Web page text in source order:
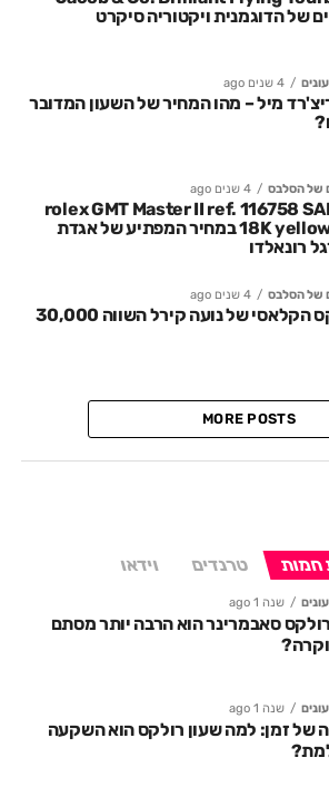
של הדוגמנית ויקטוריה סיקרט
4 שנים ago
מיל – מהו המחיר של השעון המדובר
של הסלבס 4 שנים ago
rolex GMT Master II ref. 116758
18K yellow gold במחיר המפתיע של אגדת
רונאלדו
של הסלבס 4 שנים ago
הרולקס הקלאסי של נועה קירל השווה 30,000
MORE POSTS
חמות טרנדים וידאו
שנה 1 ago
סאבמרינר הוא הרבה יותר מסתם
שנה 1 ago
של זמן: למה שעון רולקס הוא השקעה